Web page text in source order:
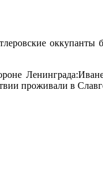
проживали в